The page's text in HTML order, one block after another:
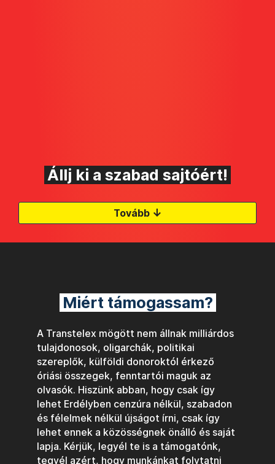
Állj ki a szabad sajtóért!
Tovább ↓
Miért támogassam?
A Transtelex mögött nem állnak milliárdos
tulajdonosok, oligarchák, politikai
szereplők, külföldi donoroktól érkező
óriási összegek, fenntartói maguk az
olvasók. Hiszünk abban, hogy csak így
lehet Erdélyben cenzúra nélkül, szabadon
és félelmek nélkül újságot írni, csak így
lehet ennek a közösségnek önálló és saját
lapja. Kérjük, legyél te is a támogatónk,
tegyél azért, hogy munkánkat folytatni